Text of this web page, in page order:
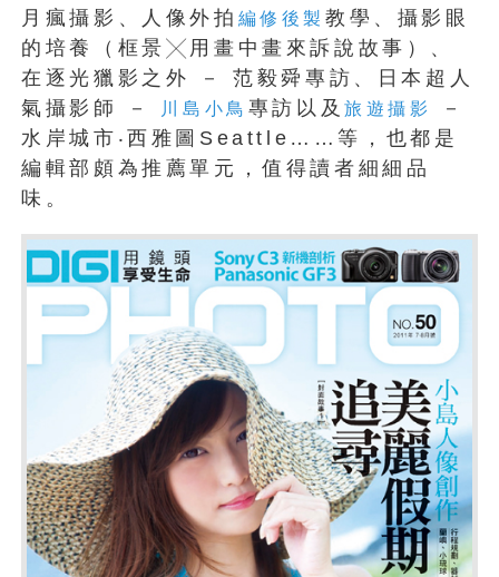
月瘋攝影、人像外拍 編修後製 教學、攝影眼
的培養（框景╳用畫中畫來訴說故事）、
在逐光獵影之外 － 范毅舜專訪、日本超人
氣攝影師 －
川島小鳥 專訪以及旅遊攝影
－
水岸城市‧西雅圖Seattle……等，也都是
編輯部頗為推薦單元，值得讀者細細品
味。